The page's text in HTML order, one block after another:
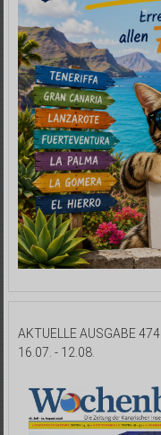
AKTUELLE AUSGABE 474
16.07. - 12.08.